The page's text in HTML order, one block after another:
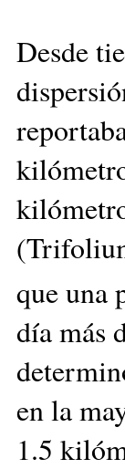
Desde
que una
día más
en la
1.5